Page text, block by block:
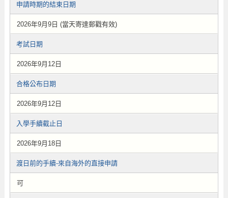
申請時期的結束日期
2026年9月9日 (當天寄達郵戳有效)
考試日期
2026年9月12日
合格公布日期
2026年9月12日
入學手續截止日
2026年9月18日
渡日前的手續-來自海外的直接申請
可